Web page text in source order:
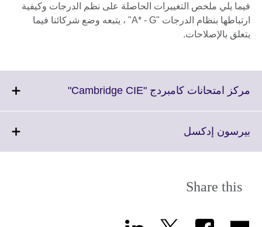
فيما يلي ملخص التغييرات الحاصلة على نظم الدرجات وكيفية
ارتباطها بنظام الدرجات "A* - G" ، يتبعه وضع شركائنا فيما
يتعلق بالإصلاحات.
مركز امتحانات كامبردج "Cambridge CIE"
Click
بيرسون إدكسل
Share this